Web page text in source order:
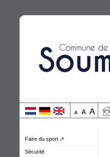
Faire du sport ↗
Sécurité